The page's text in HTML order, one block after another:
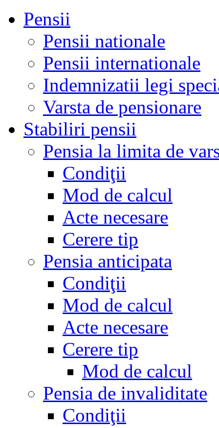
Pensii
Pensii nationale
Pensii internationale
Indemnizatii legi
Varsta de pensionare
Stabiliri pensii
Pensia la limita de
Condiţii
Mod de calcul
Acte necesare
Cerere tip
Pensia anticipata
Condiţii
Mod de calcul
Acte necesare
Cerere tip
Mod de calcul
Pensia de invaliditate
Condiţii